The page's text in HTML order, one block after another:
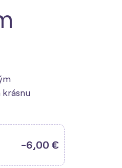
-6,00 €